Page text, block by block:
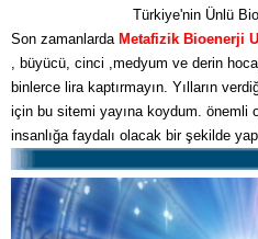
Türkiye'nin Ünlü
Son zamanlarda Metafizik Bioenerji
, büyücü, cinci ,medyum ve derin
binlerce lira kaptırmayın. Yılların
için bu sitemi yayına koydum. önemli
insanlığa faydalı olacak bir şekilde